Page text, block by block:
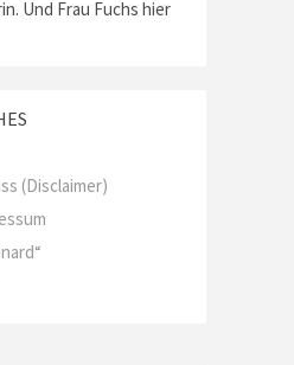
Und Frau Fuchs hier
(Disclaimer)